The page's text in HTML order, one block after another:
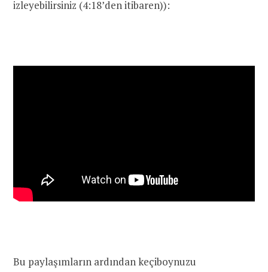
izleyebilirsiniz (4:18’den itibaren)):
Bu paylaşımların ardından keçiboynuzu